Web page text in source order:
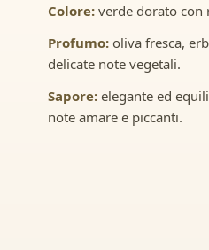
Colore:verde dorato con
Profumo:oliva fresca,
delicate note vegetali.
Sapore:elegante ed
note amare e piccanti.